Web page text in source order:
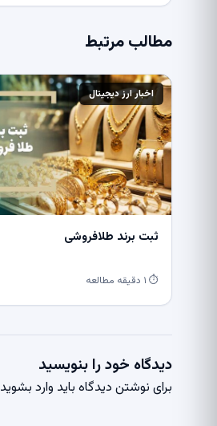
مطالب مرتبط
اخبار ارز دیجیتال
ثبت برند طلافروشی
⏱ ۱ دقیقه مطالعه
دیدگاه خود را بنویسید
برای نوشتن دیدگاه باید وارد بشوید